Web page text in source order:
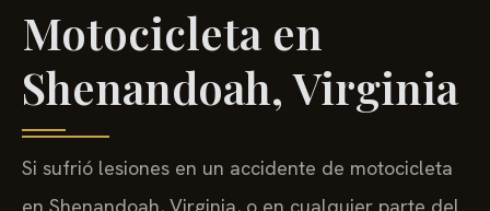
Motocicleta en
Shenandoah, Virginia
Si sufrió lesiones en un accidente de motocicleta